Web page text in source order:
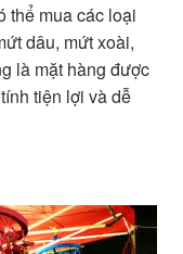
thể mua các loại
dâu, mứt xoài,
là mặt hàng được
tiện lợi và dễ